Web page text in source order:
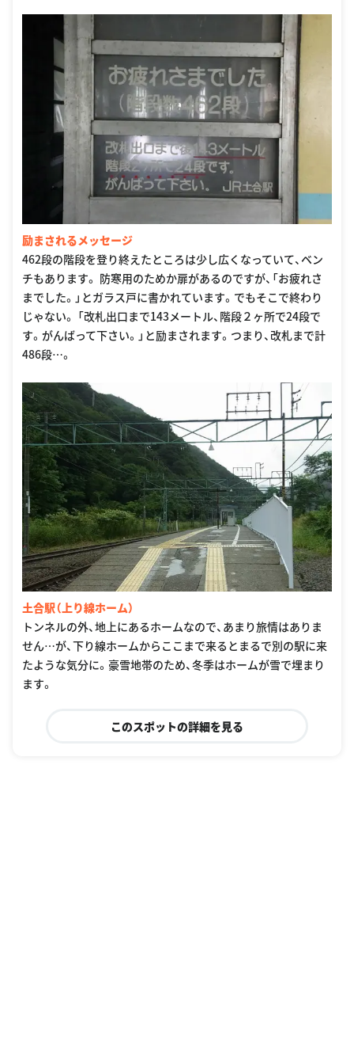
励まされるメッセージ
462段の階段を登り終えたところは少し広くなっていて、ベン
チもあります。 防寒用のためか扉があるのですが、「お疲れさ
までした。」とガラス戸に書かれています。でもそこで終わり
じゃない。 「改札出口まで143メートル、階段２ヶ所で24段で
す。がんばって下さい。」と励まされます。つまり、改札まで計
486段…。
土合駅（上り線ホーム）
トンネルの外、地上にあるホームなので、あまり旅情はありま
せん…が、下り線ホームからここまで来るとまるで別の駅に来
たような気分に。豪雪地帯のため、冬季はホームが雪で埋まり
ます。
このスポットの詳細を見る